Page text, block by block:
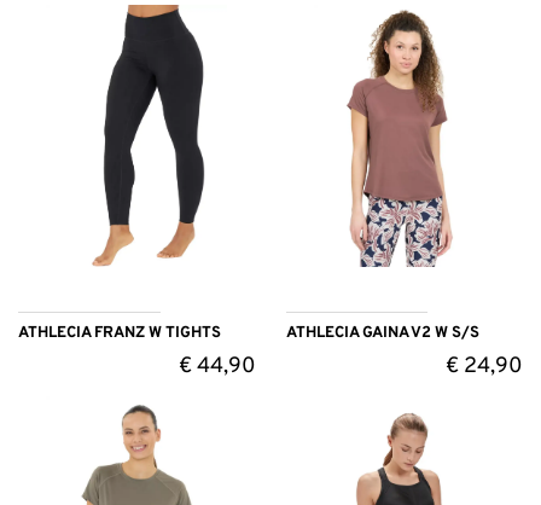
ATHLECIA FRANZ W TIGHTS
€44,90
ATHLECIA GAINA V2 W S/S
€ 24,90